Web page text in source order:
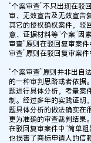
“个案审查”不只出现在驳
审、无效宣告及无效宣告
其它的授权确权案件，驳
意、证据材料等“个案”因
审查”原则在驳回复审案
审查”原则在驳回复审案
“个案审查”原则并非出自
的一种审判思路或者依据
题进行具体分析，考量案
制。经过多年的实践证明
题具体分析的做法确实在
更为准确的审查裁判结果
在驳回复审案件中“简单
也损害了商标申请人的信